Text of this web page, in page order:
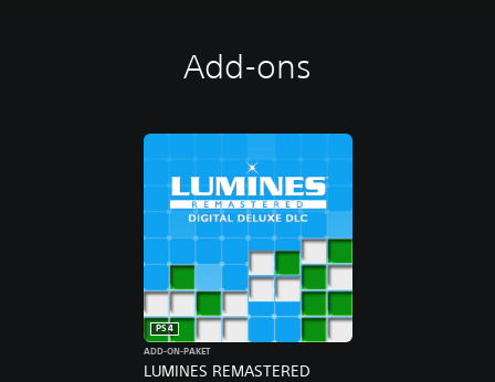
Add-ons
LUMINES REMASTERED
PS4
ADD-ON-PAKET